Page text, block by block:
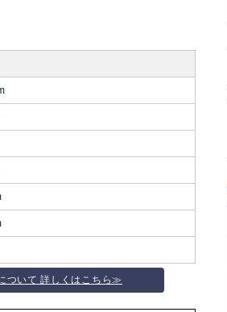
ついて 詳しくはこちら≫